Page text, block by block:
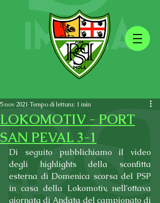
LOKOMOTIV - PORT
SAN PEVAL 3-1
5 nov 2021 Tempo di lettura: 1 min
Di seguito pubblichiamo il video
degli highlights della sconfitta
esterna di Domenica scorsa del PSP
in casa della Lokomotiv, nell'ottava
giornata di Andata del campionato di